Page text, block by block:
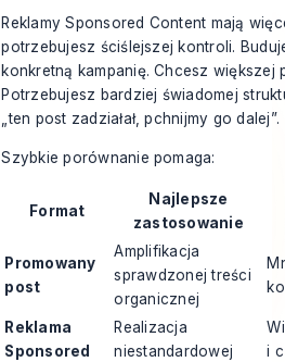
Reklamy Sponsored Content mają
potrzebujesz ściślejszej kontroli.
konkretną kampanię. Chcesz większej
Potrzebujesz bardziej świadomej
„ten post zadziałał, pchnijmy go dalej”.
Szybkie porównanie pomaga:
Format
Najlepsze
zastosowanie
Promowany
post
Amplifikacja
sprawdzonej treści
organicznej
Reklama
Sponsored
Realizacja
niestandardowej
i